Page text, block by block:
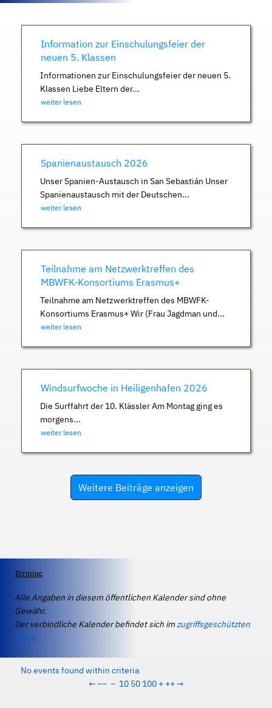
Information zur Einschulungsfeier der
neuen 5. Klassen
Informationen zur Einschulungsfeier der neuen 5.
Klassen Liebe Eltern der...
weiter lesen
Spanienaustausch 2026
Unser Spanien-Austausch in San Sebastián Unser
Spanienaustausch mit der Deutschen...
weiter lesen
Teilnahme am Netzwerktreffen des
MBWFK-Konsortiums Erasmus+
Teilnahme am Netzwerktreffen des MBWFK-
Konsortiums Erasmus+ Wir (Frau Jagdman und...
weiter lesen
Windsurfwoche in Heiligenhafen 2026
Die Surffahrt der 10. Klässler Am Montag ging es
morgens...
weiter lesen
Weitere Beiträge anzeigen
Termine
Alle Angaben in diesem öffentlichen Kalender sind ohne
Gewähr.
Der verbindliche Kalender befindet sich imzugriffsgeschützten
IServ.
No events found within criteria
← −− − 10 50 100 + ++→